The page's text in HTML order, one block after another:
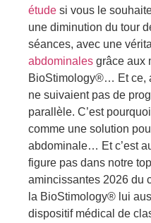
étude si vous le
une diminution du tour
séances, avec une
abdominales grâce aux
BioStimology®… Et ce,
ne suivaient pas de
parallèle. C’est
comme une solution
abdominale… Et c’est
figure pas dans notre
amincissantes 2026 du
la BioStimology® lui
dispositif médical de